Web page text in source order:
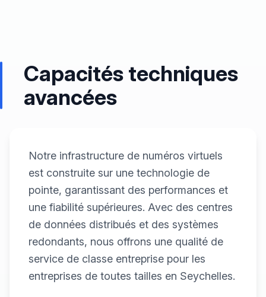
Capacités techniques
avancées
Notre infrastructure de numéros virtuels
est construite sur une technologie de
pointe, garantissant des performances et
une fiabilité supérieures. Avec des centres
de données distribués et des systèmes
redondants, nous offrons une qualité de
service de classe entreprise pour les
entreprises de toutes tailles en Seychelles.